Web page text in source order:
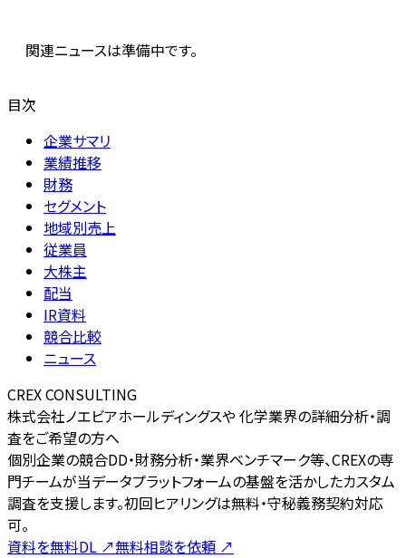
関連ニュースは準備中です。
目次
企業サマリ
業績推移
財務
セグメント
地域別売上
従業員
大株主
配当
IR資料
競合比較
ニュース
CREX CONSULTING
株式会社ノエビアホールディングスや 化学業界の詳細分析・調
査をご希望の方へ
個別企業の競合DD・財務分析・業界ベンチマーク等、CREXの専
門チームが当データプラットフォームの基盤を活かしたカスタム
調査を支援します。初回ヒアリングは無料・守秘義務契約対応
可。
資料を無料DL ↗無料相談を依頼 ↗